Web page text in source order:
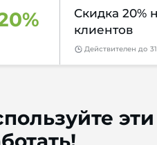
Скидка 20%
клиентов
Действителен до